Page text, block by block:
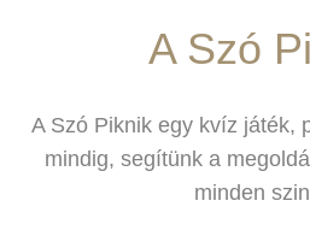
A Szó
A Szó Piknik egy kvíz játék,
mindig, segítünk a
minden